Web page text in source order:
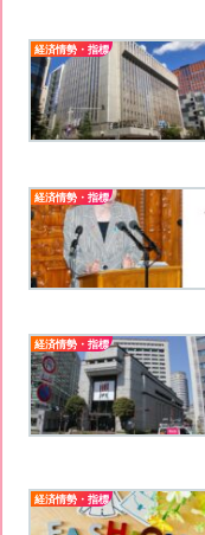
経済情勢・指標
経済情勢・指標
経済情勢・指標
経済情勢・指標